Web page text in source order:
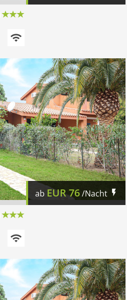
ab EUR76/Nacht